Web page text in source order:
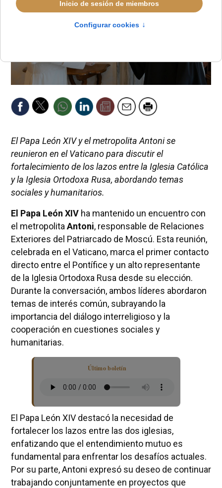
El Papa León XIV y el metropolita Antoni se
reunieron en el Vaticano para discutir el
fortalecimiento de los lazos entre la Iglesia Católica
y la Iglesia Ortodoxa Rusa, abordando temas
sociales y humanitarios.
El Papa León XIVha mantenido un encuentro con
el metropolita Antoni, responsable de Relaciones
Exteriores del Patriarcado de Moscú. Esta reunión,
celebrada en el Vaticano, marca el primer contacto
directo entre el Pontífice y un alto representante
de la Iglesia Ortodoxa Rusa desde su elección.
Durante la conversación, ambos líderes abordaron
temas de interés común, subrayando la
importancia del diálogo interreligioso y la
cooperación en cuestiones sociales y
humanitarias.
Último boletín
El Papa León XIV destacó la necesidad de
fortalecer los lazos entre las dos iglesias,
enfatizando que el entendimiento mutuo es
fundamental para enfrentar los desafíos actuales.
Por su parte, Antoni expresó su deseo de continuar
trabajando conjuntamente en proyectos que